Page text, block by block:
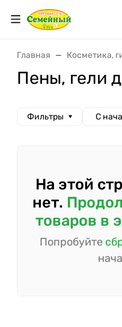
Главная Косметика,
Пены, гели
Фильтры С
На этой
нет.
товаров в
Попробуйте